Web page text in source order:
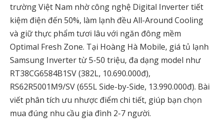
trường Việt Nam nhờ công nghệ Digital Inverter tiết
kiệm điện đến 50%, làm lạnh đều All-Around Cooling
và giữ thực phẩm tươi lâu với ngăn đông mềm
Optimal Fresh Zone. Tại Hoàng Hà Mobile, giá tủ lạnh
Samsung Inverter từ 5-50 triệu, đa dạng model như
RT38CG6584B1SV (382L, 10.690.000đ),
RS62R5001M9/SV (655L Side-by-Side, 13.990.000đ). Bài
viết phân tích ưu nhược điểm chi tiết, giúp bạn chọn
mua đúng nhu cầu gia đình 2-7 người.